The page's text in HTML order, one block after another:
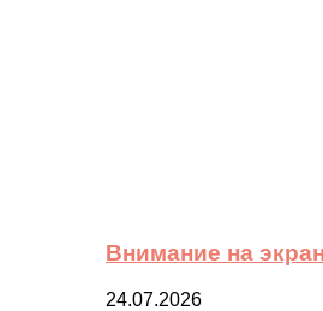
Внимание на
24.07.2026